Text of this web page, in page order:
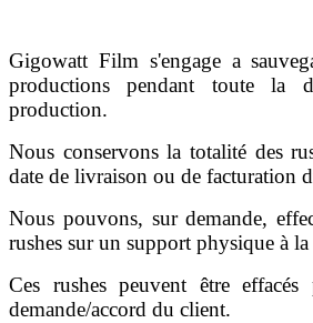
Gigowatt Film s'engage a
productions pendant toute la
production.
Nous conservons la totalité des
date de livraison ou de facturation
Nous pouvons, sur demande,
rushes sur un support physique à
Ces rushes peuvent être
demande/accord du client.